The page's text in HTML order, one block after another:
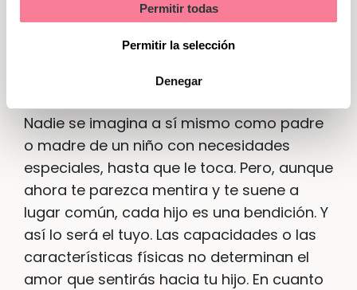
Permitir todas
Permitir la selección
Denegar
todos los expertos conocen todos y cada
Hazle lugar a la esperanza
Nadie se imagina a sí mismo como padre
o madre de un niño con necesidades
especiales, hasta que le toca. Pero, aunque
ahora te parezca mentira y te suene a
lugar común, cada hijo es una bendición. Y
así lo será el tuyo. Las capacidades o las
características físicas no determinan el
amor que sentirás hacia tu hijo. En cuanto